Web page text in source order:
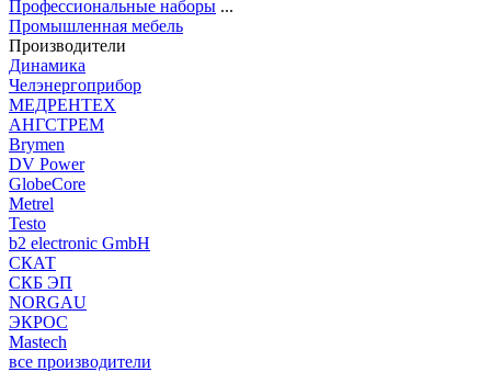
Профессиональные наборы ...
Промышленная мебель
Производители
Динамика
Челэнергоприбор
МЕДРЕНТЕХ
АНГСТРЕМ
Brymen
DV Power
GlobeCore
Metrel
Testo
b2 electronic GmbH
СКАТ
СКБ ЭП
NORGAU
ЭКРОС
Mastech
все производители